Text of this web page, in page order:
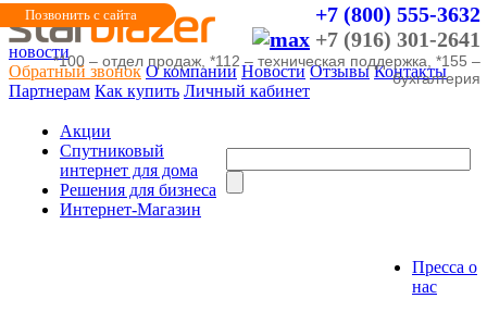
+7 (800) 555-3632
+7 (916) 301-2641
Позвонить с сайта
*100 – отдел продаж, *112 – техническая поддержка, *155 –
бухгалтерия
новости
Обратный звонок О компании Новости Отзывы Контакты
Партнерам Как купить Личный кабинет
Акции
Cпутниковый
интернет для дома
Решения для бизнеса
Интернет-Магазин
Пресса о
нас